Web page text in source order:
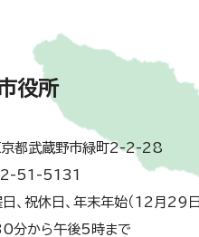
役所
武蔵野市緑町2-2-28
51-5131
日、祝休日、年末年始（12月29
分から午後5時まで